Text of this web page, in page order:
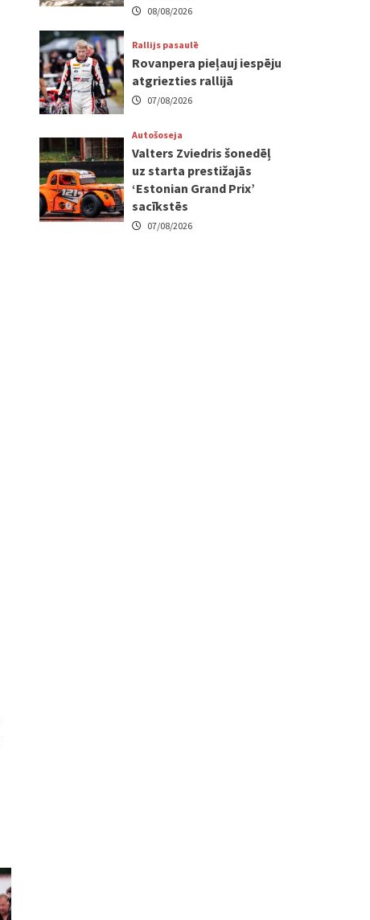
08/08/2026
Rallijs pasaulē
Rovanpera pieļauj iespēju
atgriezties rallijā
07/08/2026
Autošoseja
Valters Zviedris šonedēļ
uz starta prestižajās
‘Estonian Grand Prix’
sacīkstēs
07/08/2026